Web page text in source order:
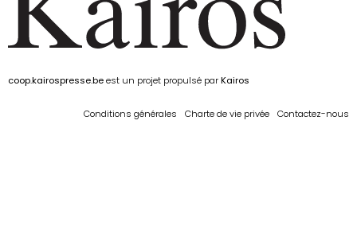
coop.kairospresse.beest un projet propulsé parKairos
Conditions générales Charte de vie privée Contactez-nous